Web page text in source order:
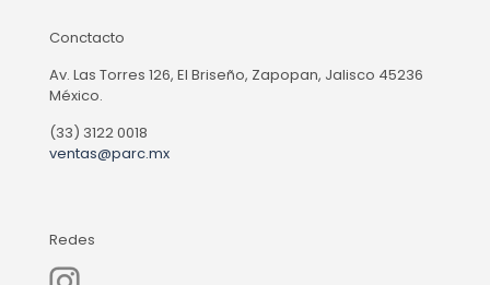
Conctacto
Av. Las Torres 126, El Briseño, Zapopan, Jalisco 45236
México.
(33) 3122 0018
ventas@parc.mx
Redes